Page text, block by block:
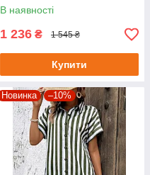
В наявності
1 236 ₴ 1 545 ₴
Купити
Новинка –10%